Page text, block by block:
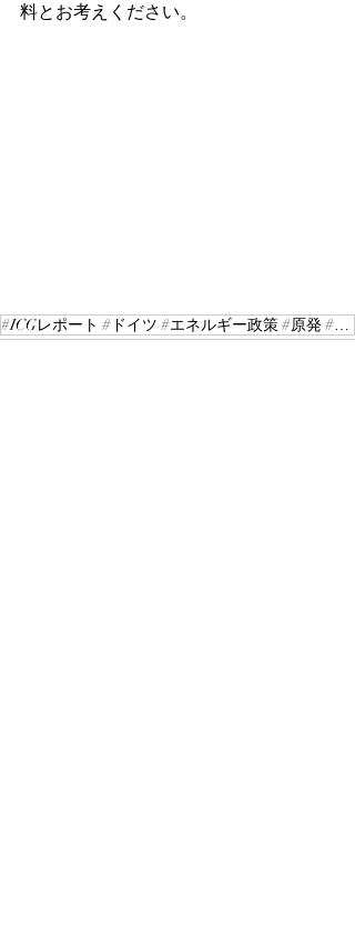
料とお考えください。
#ICGレポート #ドイツ #エネルギー政策 #原発 #サハリン2 #ロシア極東